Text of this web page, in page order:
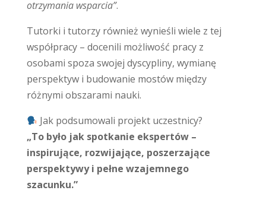
otrzymania wsparcia”.
Tutorki i tutorzy również wynieśli wiele z tej
współpracy – docenili możliwość pracy z
osobami spoza swojej dyscypliny, wymianę
perspektyw i budowanie mostów między
różnymi obszarami nauki.
Jak podsumowali projekt uczestnicy?
„To było jak spotkanie ekspertów –
inspirujące, rozwijające, poszerzające
perspektywy i pełne wzajemnego
szacunku.”